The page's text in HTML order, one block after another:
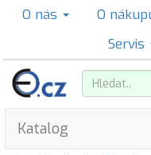
O nás O
Servis
Katalog